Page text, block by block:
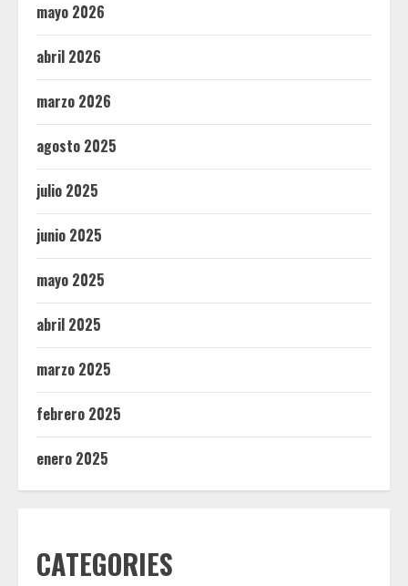
mayo 2026
abril 2026
marzo 2026
agosto 2025
julio 2025
junio 2025
mayo 2025
abril 2025
marzo 2025
febrero 2025
enero 2025
CATEGORIES